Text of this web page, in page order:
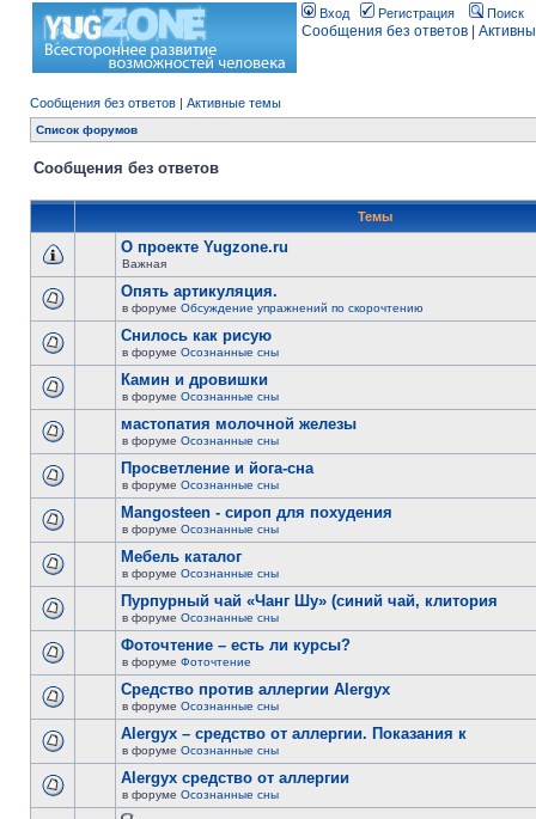
Вход Регистрация Поиск
Сообщения без ответов
Сообщения без ответов | Активные темы
Список форумов
Сообщения без ответов
Темы
О проекте Yugzone.ru
Важная
Опять артикуляция.
в форуме Обсуждение упражнений по скорочтению
Снилось как рисую
в форуме Осознанные сны
Камин и дровишки
в форуме Осознанные сны
мастопатия молочной железы
в форуме Осознанные сны
Просветление и йога-сна
в форуме Осознанные сны
Mangosteen - сироп для похудения
в форуме Осознанные сны
Мебель каталог
в форуме Осознанные сны
Пурпурный чай «Чанг Шу» (синий чай, клитория
в форуме Осознанные сны
Фоточтение – есть ли курсы?
в форуме Фоточтение
Cредство против аллергии Alergyx
в форуме Осознанные сны
Alergyx – средство от аллергии. Показания к
в форуме Осознанные сны
Alergyx средство от аллергии
в форуме Осознанные сны